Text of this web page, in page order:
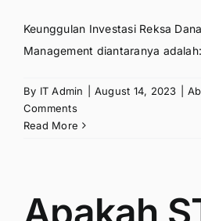
Keunggulan Investasi Reksa
Management diantaranya
By IT Admin August 14, 2023
Comments
Read More